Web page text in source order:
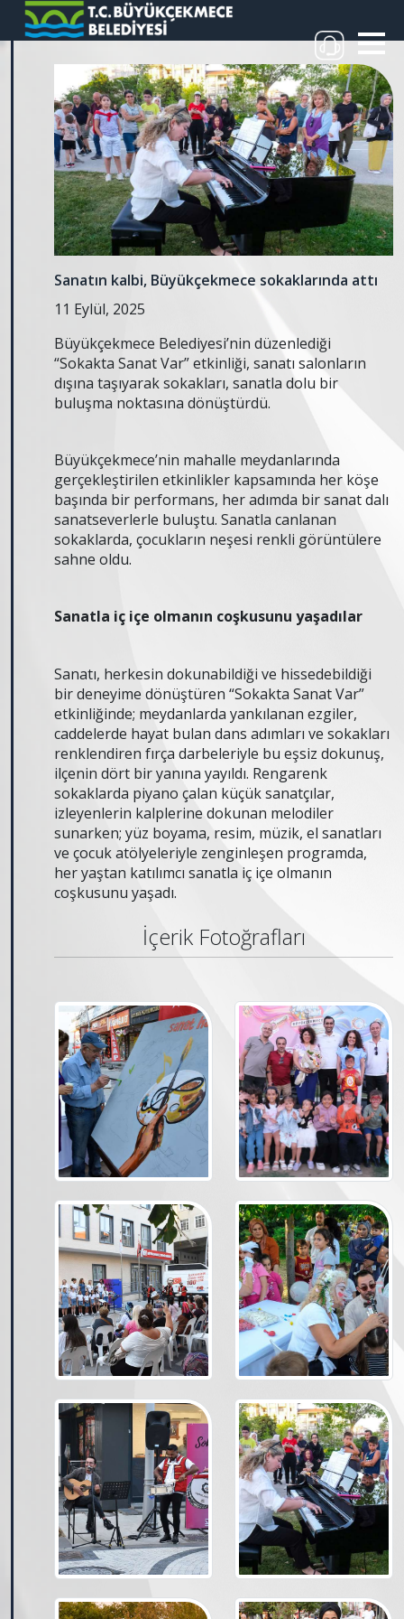
Sanatın kalbi, Büyükçekmece sokaklarında attı
11 Eylül, 2025
Büyükçekmece Belediyesi’nin düzenlediği
“Sokakta Sanat Var” etkinliği, sanatı salonların
dışına taşıyarak sokakları, sanatla dolu bir
buluşma noktasına dönüştürdü.
Büyükçekmece’nin mahalle meydanlarında
gerçekleştirilen etkinlikler kapsamında her köşe
başında bir performans, her adımda bir sanat dalı
sanatseverlerle buluştu. Sanatla canlanan
sokaklarda, çocukların neşesi renkli görüntülere
sahne oldu.
Sanatla iç içe olmanın coşkusunu yaşadılar
Sanatı, herkesin dokunabildiği ve hissedebildiği
bir deneyime dönüştüren “Sokakta Sanat Var”
etkinliğinde; meydanlarda yankılanan ezgiler,
caddelerde hayat bulan dans adımları ve sokakları
renklendiren fırça darbeleriyle bu eşsiz dokunuş,
ilçenin dört bir yanına yayıldı. Rengarenk
sokaklarda piyano çalan küçük sanatçılar,
izleyenlerin kalplerine dokunan melodiler
sunarken; yüz boyama, resim, müzik, el sanatları
ve çocuk atölyeleriyle zenginleşen programda,
her yaştan katılımcı sanatla iç içe olmanın
coşkusunu yaşadı.
İçerik Fotoğrafları